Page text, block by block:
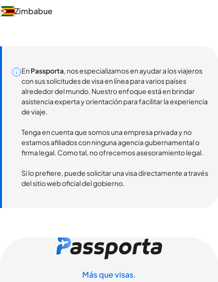
Zimbabue
En Passporta, nos especializamos en ayudar a los viajeros
con sus solicitudes de visa en línea para varios países
alrededor del mundo. Nuestro enfoque está en brindar
asistencia experta y orientación para facilitar la experiencia
de viaje.
Tenga en cuenta que somos una empresa privada y no
estamos afiliados con ninguna agencia gubernamental o
firma legal. Como tal, no ofrecemos asesoramiento legal.
Si lo prefiere, puede solicitar una visa directamente a través
del sitio web oficial del gobierno.
Más que visas.